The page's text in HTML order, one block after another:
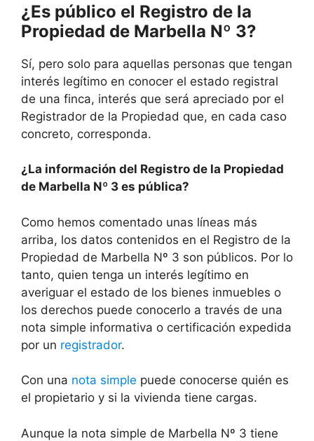
¿Es público el Registro de la
Propiedad de Marbella Nº 3?
Sí, pero solo para aquellas personas que tengan
interés legítimo en conocer el estado registral
de una finca, interés que será apreciado por el
Registrador de la Propiedad que, en cada caso
concreto, corresponda.
¿La información del Registro de la Propiedad
de Marbella Nº 3 es pública?
Como hemos comentado unas líneas más
arriba, los datos contenidos en el Registro de la
Propiedad de Marbella Nº 3 son públicos. Por lo
tanto, quien tenga un interés legítimo en
averiguar el estado de los bienes inmuebles o
los derechos puede conocerlo a través de una
nota simple informativa o certificación expedida
por un registrador.
Con una nota simple puede conocerse quién es
el propietario y si la vivienda tiene cargas.
Aunque la nota simple de Marbella Nº 3 tiene